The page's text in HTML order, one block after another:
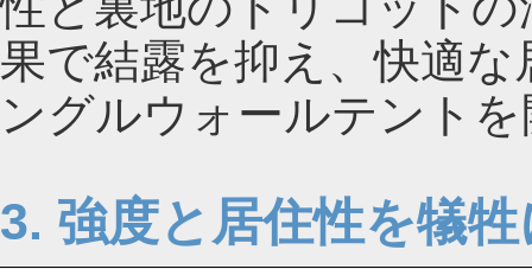
果で結露を抑え、快適
ングルウォールテント
3. 強度と居住性を犠